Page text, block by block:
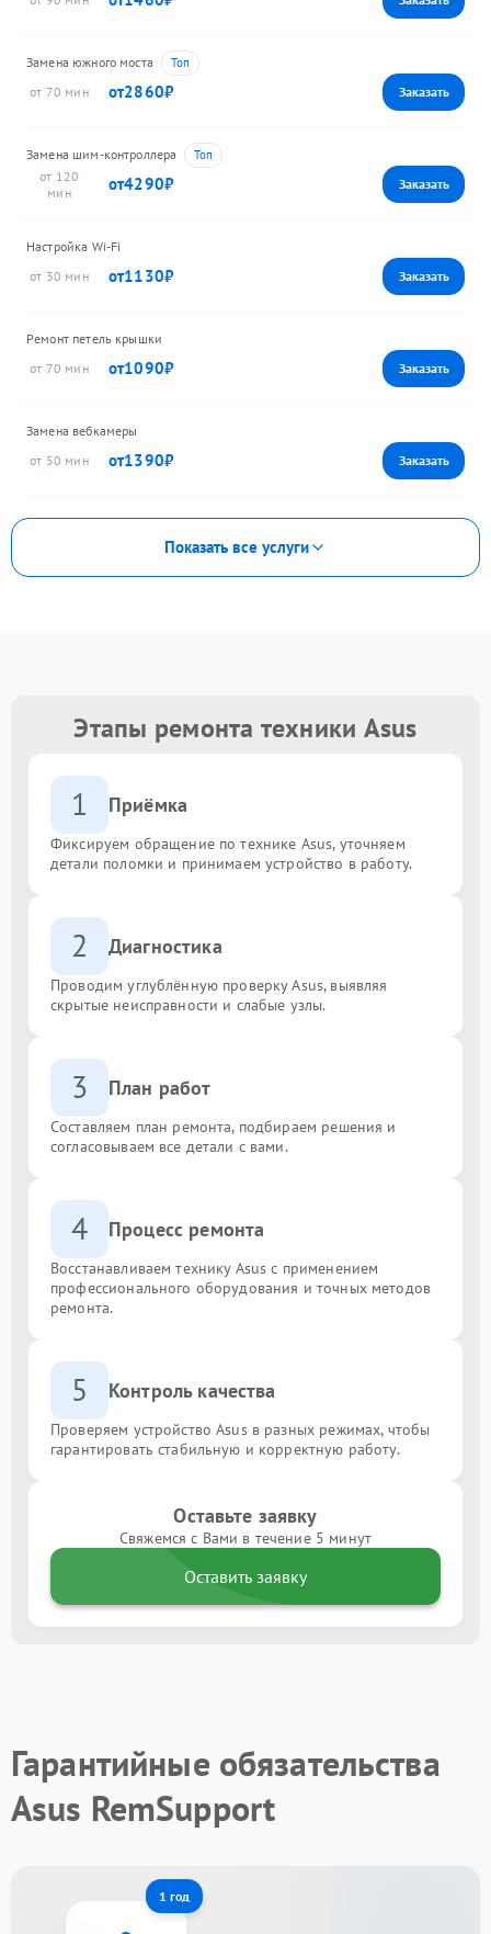
Замена южного моста
70
2860
Замена шим-контроллера
120
4290
Настройка Wi-Fi
30
1130
Ремонт петель крышки
70
1090
Замена вебкамеры
50
1390
Показать все услуги
Этапы ремонта техники Asus
1 Приёмка
Фиксируем обращение по технике Asus, уточняем
детали поломки и принимаем устройство в работу.
2 Диагностика
Проводим углублённую проверку Asus, выявляя
скрытые неисправности и слабые узлы.
3 План работ
Составляем план ремонта, подбираем решения и
согласовываем все детали с вами.
4 Процесс ремонта
Восстанавливаем технику Asus с применением
профессионального оборудования и точных методов
ремонта.
5 Контроль качества
Проверяем устройство Asus в разных режимах, чтобы
гарантировать стабильную и корректную работу.
Оставьте заявку
Свяжемся с Вами в течение 5 минут
Оставить заявку
Гарантийные обязательства
Asus RemSupport
1 год